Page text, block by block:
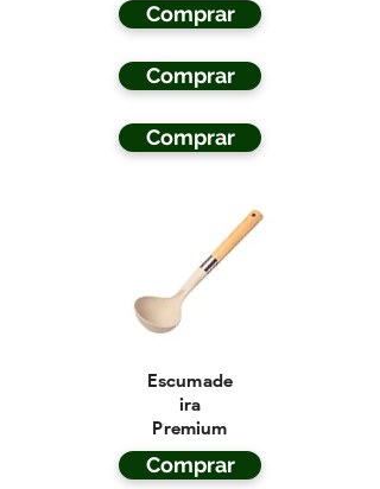
Comprar
Comprar
Comprar
Escumade
ira
Premium
Comprar